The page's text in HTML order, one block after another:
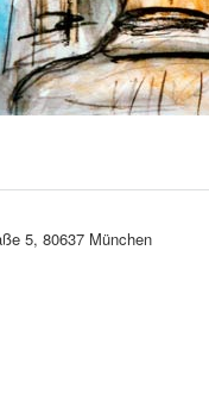
5, 80637 München